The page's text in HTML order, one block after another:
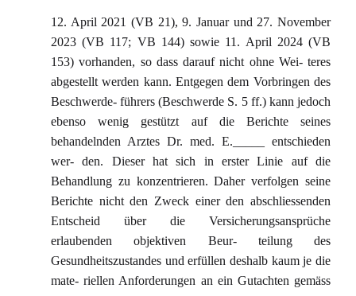
12. April 2021 (VB 21), 9. Januar und 27. November
2023 (VB 117; VB 144) sowie 11. April 2024 (VB
153) vorhanden, so dass darauf nicht ohne Wei- teres
abgestellt werden kann. Entgegen dem Vorbringen des
Beschwerde- führers (Beschwerde S. 5 ff.) kann jedoch
ebenso wenig gestützt auf die Berichte seines
behandelnden Arztes Dr. med. E._____ entschieden
wer- den. Dieser hat sich in erster Linie auf die
Behandlung zu konzentrieren. Daher verfolgen seine
Berichte nicht den Zweck einer den abschliessenden
Entscheid über die Versicherungsansprüche
erlaubenden objektiven Beur- teilung des
Gesundheitszustandes und erfüllen deshalb kaum je die
mate- riellen Anforderungen an ein Gutachten gemäss